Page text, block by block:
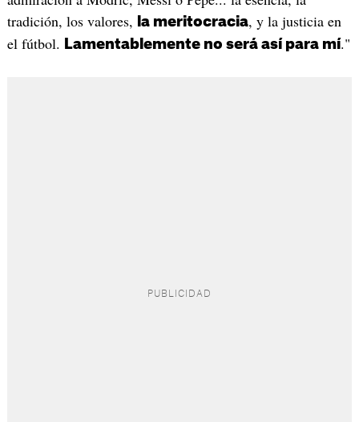
tradición, los valores,
la meritocracia, y la justicia en
el fútbol.
Lamentablemente no será así para mí."